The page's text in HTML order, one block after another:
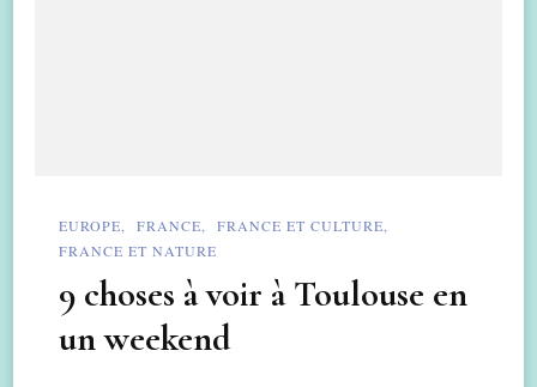
EUROPE FRANCE
FRANCE ET CULTURE
FRANCE ET NATURE
9 choses à voir à Toulouse en
un weekend